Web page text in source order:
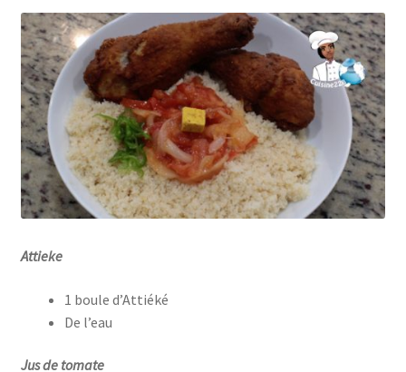
Attieke
1 boule d’Attiéké
De l’eau
Jus de tomate